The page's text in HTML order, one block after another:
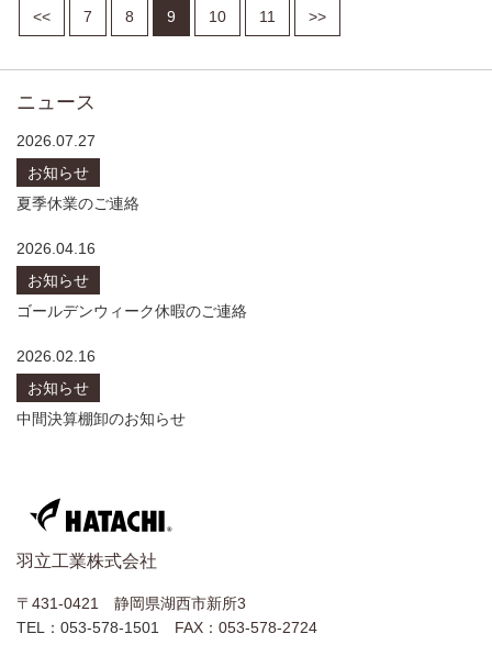
<< 7 8 9 10 11 >>
ニュース
2026.07.27
お知らせ
夏季休業のご連絡
2026.04.16
お知らせ
ゴールデンウィーク休暇のご連絡
2026.02.16
お知らせ
中間決算棚卸のお知らせ
羽立工業株式会社
〒431-0421 静岡県湖西市新所3
TEL：053-578-1501
FAX：053-578-2724